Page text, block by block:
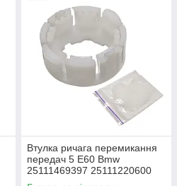
Втулка ричага перемикання
передач 5 E60 Bmw
25111469397 25111220600
1220600